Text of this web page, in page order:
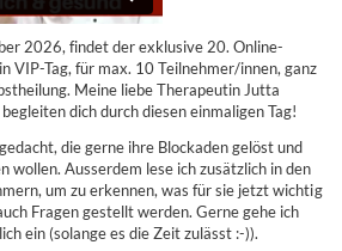
2026, findet der exklusive 20. Online-
VIP-Tag, für max. 10 Teilnehmer/innen, ganz
Meine liebe Therapeutin Jutta
dich durch diesen einmaligen Tag!
die gerne ihre Blockaden gelöst und
wollen. Ausserdem lese ich zusätzlich in den
um zu erkennen, was für sie jetzt wichtig
Fragen gestellt werden. Gerne gehe ich
ein (solange es die Zeit zulässt :-)).